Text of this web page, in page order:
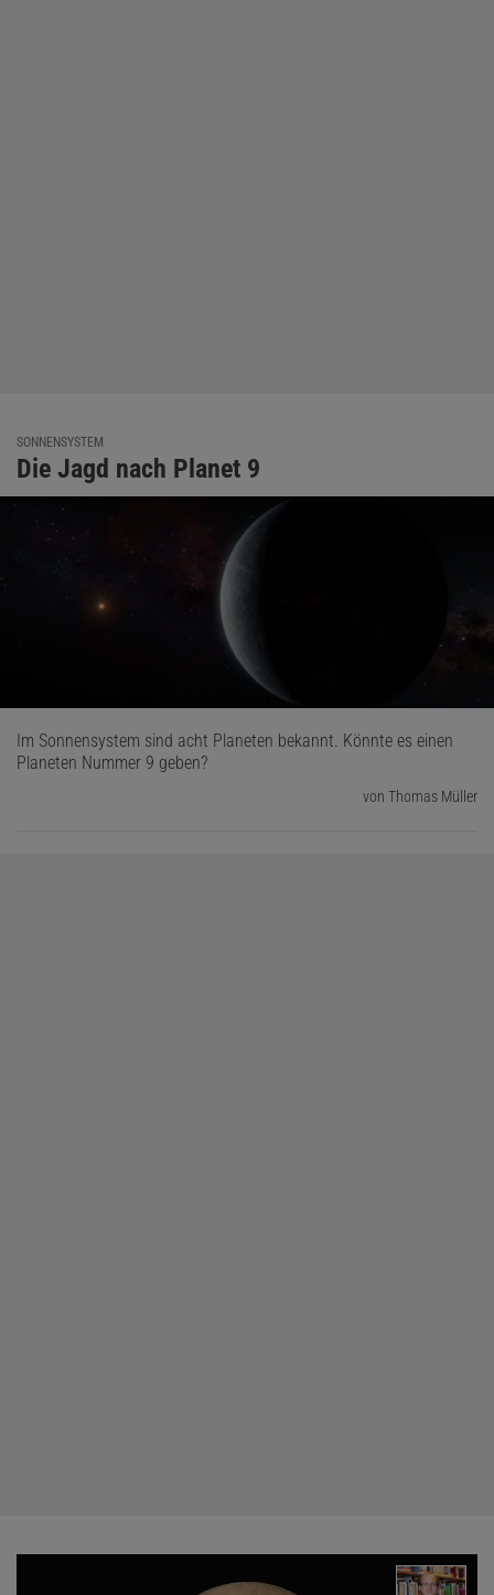
SONNENSYSTEM
Die Jagd nach Planet 9
Im Sonnensystem sind acht Planeten bekannt. Könnte es einen
Planeten Nummer 9 geben?
von Thomas Müller